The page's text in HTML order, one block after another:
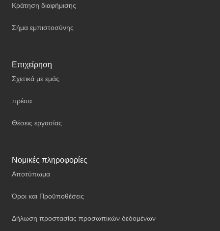
Κράτηση διαφήμισης
Σήμα εμπιστοσύνης
Επιχείρηση
Σχετικά με εμάς
πρέσα
Θέσεις εργασίας
Νομικές πληροφορίες
Αποτύπωμα
Όροι και Προϋποθέσεις
Δήλωση προστασίας προσωπικών δεδομένων